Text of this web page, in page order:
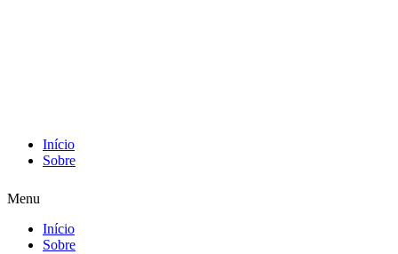
Início
Sobre
Menu
Início
Sobre